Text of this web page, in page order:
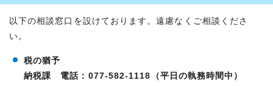
以下の相談窓口を設けております。遠慮なくご相談くださ
い。
税の猶予
納税課 電話：077-582-1118（平日の執務時間中）